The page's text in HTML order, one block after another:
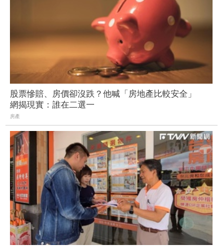
股票慘賠、房價卻沒跌？他喊「房地產比較安全」
網揭現實：誰在二選一
房產